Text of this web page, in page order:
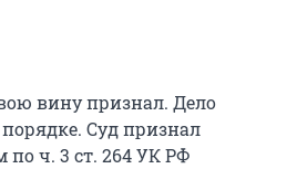
вину признал. Дело
Суд признал
ч. 3 ст. 264 УК РФ